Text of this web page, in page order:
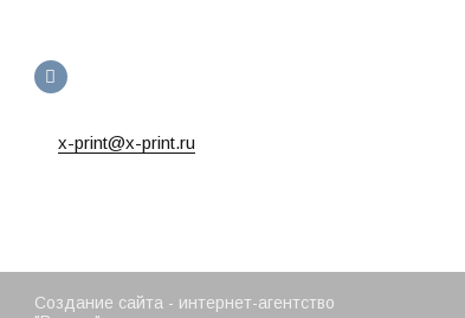
x-print@x-print.ru
Создание сайта - интернет-агентство